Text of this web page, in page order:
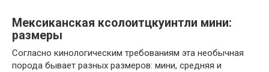
Мексиканская ксолоитцкуинтли мини:
размеры
Согласно кинологическим требованиям эта необычная
порода бывает разных размеров: мини, средняя и